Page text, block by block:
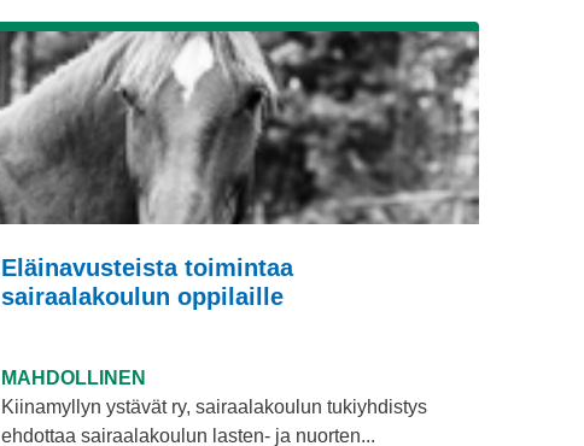
Eläinavusteista toimintaa
sairaalakoulun oppilaille
MAHDOLLINEN
Kiinamyllyn ystävät ry, sairaalakoulun tukiyhdistys
ehdottaa sairaalakoulun lasten- ja nuorten...